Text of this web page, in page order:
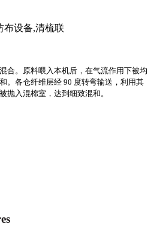
合。原料喂入本机后，在气流作用下被均
。各仓纤维层经 90 度转弯输送，利用其
抛入混棉室，达到细致混和。